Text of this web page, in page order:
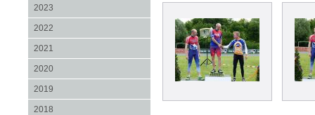
2023
2022
2021
2020
2019
2018